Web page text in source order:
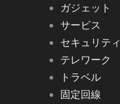
ガジェット
サービス
セキュリティ
テレワーク
トラベル
固定回線